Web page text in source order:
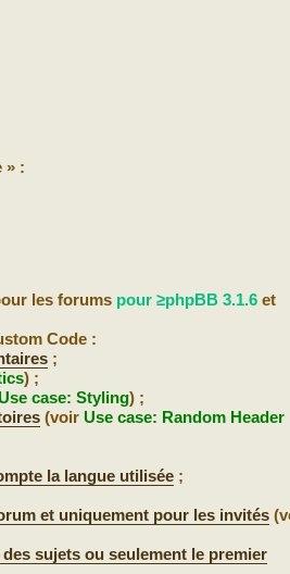
» :
les forums pour ≥phpBB 3.1.6 et
Code :
;
) ;
Use case: Styling) ;
(voir Use case: Random Header
la langue utilisée ;
et uniquement pour les invités
sujets ou seulement le premier